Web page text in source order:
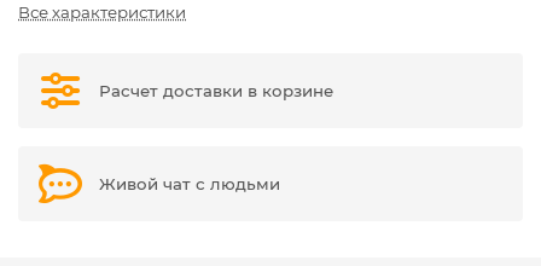
Все характеристики
Расчет доставки в корзине
Живой чат с людьми